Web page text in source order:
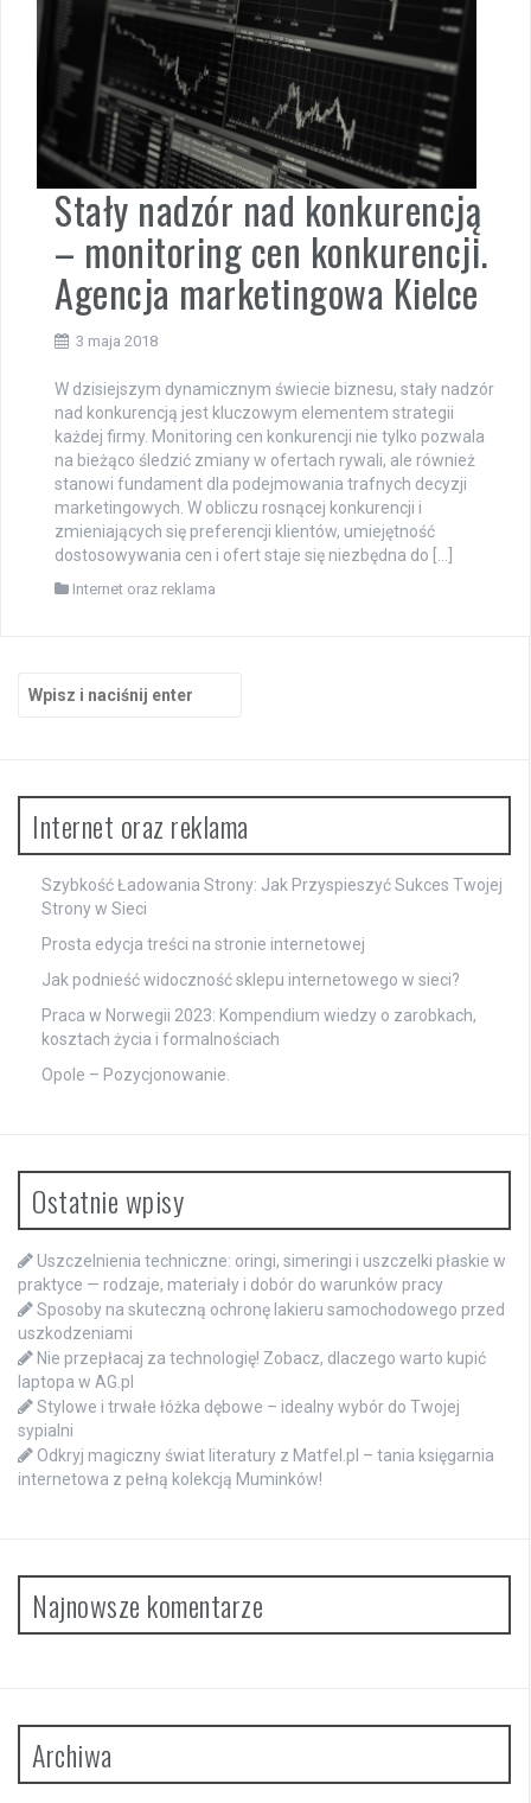
Stały nadzór nad konkurencją
– monitoring cen konkurencji.
Agencja marketingowa Kielce
3 maja 2018
W dzisiejszym dynamicznym świecie biznesu, stały nadzór
nad konkurencją jest kluczowym elementem strategii
każdej firmy. Monitoring cen konkurencji nie tylko pozwala
na bieżąco śledzić zmiany w ofertach rywali, ale również
stanowi fundament dla podejmowania trafnych decyzji
marketingowych. W obliczu rosnącej konkurencji i
zmieniających się preferencji klientów, umiejętność
dostosowywania cen i ofert staje się niezbędna do […]
Internet oraz reklama
Internet oraz reklama
Szybkość Ładowania Strony: Jak Przyspieszyć Sukces Twojej
Strony w Sieci
Prosta edycja treści na stronie internetowej
Jak podnieść widoczność sklepu internetowego w sieci?
Praca w Norwegii 2023: Kompendium wiedzy o zarobkach,
kosztach życia i formalnościach
Opole – Pozycjonowanie.
Ostatnie wpisy
Uszczelnienia techniczne: oringi, simeringi i uszczelki płaskie w
praktyce — rodzaje, materiały i dobór do warunków pracy
Sposoby na skuteczną ochronę lakieru samochodowego przed
uszkodzeniami
Nie przepłacaj za technologię! Zobacz, dlaczego warto kupić
laptopa w AG.pl
Stylowe i trwałe łóżka dębowe – idealny wybór do Twojej
sypialni
Odkryj magiczny świat literatury z Matfel.pl – tania księgarnia
internetowa z pełną kolekcją Muminków!
Najnowsze komentarze
Archiwa